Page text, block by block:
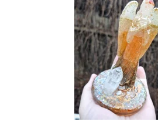
Vyprodáno
10495